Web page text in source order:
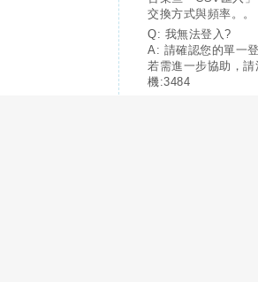
交換方式與頻率。。
Q: 我無法登入?
A: 請確認您的單一
若需進一步協助，
機:3484